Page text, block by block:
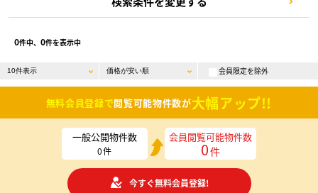
0件中、 0件を表示中
会員限定を除外
無料会員登録で閲覧可能物件数が大幅アップ!!
一般公開物件数
0件
会員閲覧可能物件数
0件
今すぐ無料会員登録!